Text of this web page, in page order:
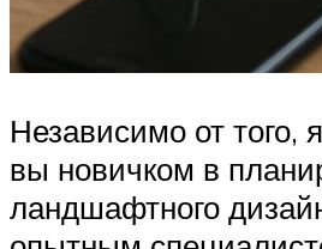
Независимо от того,
вы новичком в
ландшафтного